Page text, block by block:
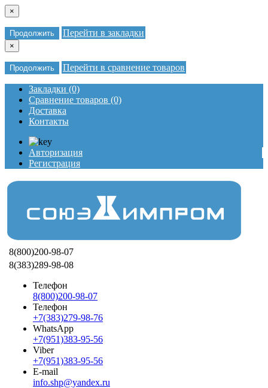
×
Продолжить Перейти в закладки
×
Продолжить Перейти в сравнение товаров
Закладки (0)
Сравнение товаров (0)
Доставка
Контакты
Авторизация
Регистрация
8(800)200-98-07
8(383)289-98-08
Телефон
8(800)200-98-07
Телефон
+7(383)279-98-76
WhatsApp
+7(951)383-95-56
Viber
+7(951)383-95-56
E-mail
info.shp@yandex.ru